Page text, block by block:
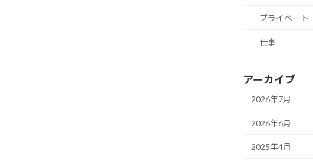
プライベート
仕事
アーカイブ
2026年7月
2026年6月
2025年4月